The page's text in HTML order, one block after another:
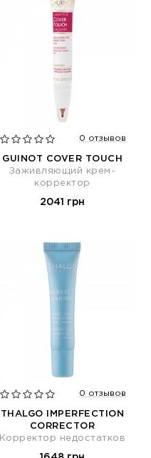
0 отзывов
GUINOT COVER TOUCH
Заживляющий крем-
корректор
2041 грн
0 отзывов
THALGO IMPERFECTION
CORRECTOR
Корректор недостатков